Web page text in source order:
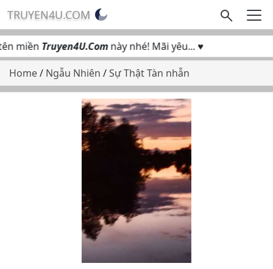
TRUYEN4U.COM
miềnTruyen4U.Comnày nhé! Mãi yêu... ♥
Home/ Ngẫu Nhiên /Sự Thật Tàn nhẫn